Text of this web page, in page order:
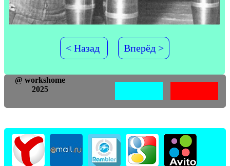
< Назад Вперёд >
@ workshome
2025